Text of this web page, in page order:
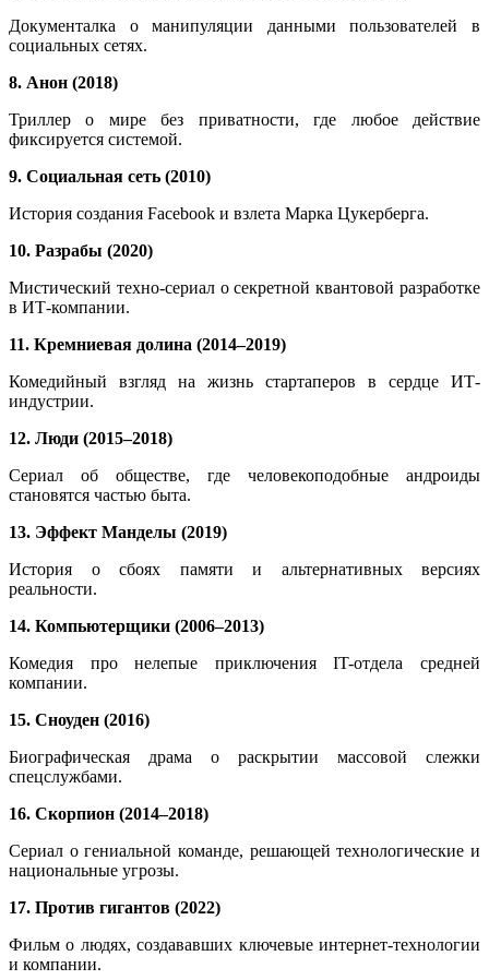
Документалка о манипуляции данными пользователей в
социальных сетях.
8. Анон (2018)
Триллер о мире без приватности, где любое действие
фиксируется системой.
9. Социальная сеть (2010)
История создания Facebook и взлета Марка Цукерберга.
10. Разрабы (2020)
Мистический техно-сериал о секретной квантовой разработке
в ИТ-компании.
11. Кремниевая долина (2014–2019)
Комедийный взгляд на жизнь стартаперов в сердце ИТ-
индустрии.
12. Люди (2015–2018)
Сериал об обществе, где человекоподобные андроиды
становятся частью быта.
13. Эффект Манделы (2019)
История о сбоях памяти и альтернативных версиях
реальности.
14. Компьютерщики (2006–2013)
Комедия про нелепые приключения IT-отдела средней
компании.
15. Сноуден (2016)
Биографическая драма о раскрытии массовой слежки
спецслужбами.
16. Скорпион (2014–2018)
Сериал о гениальной команде, решающей технологические и
национальные угрозы.
17. Против гигантов (2022)
Фильм о людях, создававших ключевые интернет-технологии
и компании.